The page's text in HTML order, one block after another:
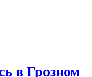
в Грозном